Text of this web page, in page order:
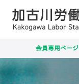
会員専用ページ